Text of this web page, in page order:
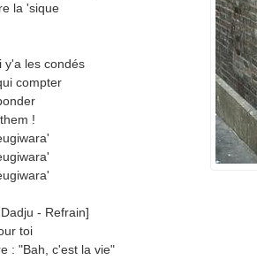
la 'sique
y'a les condés
compter
!
- Refrain]
toi
: "Bah, c'est la vie"